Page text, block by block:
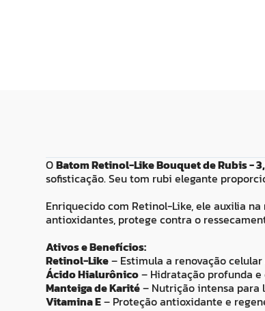
OBatom Retinol-Like Bouquet de Rubis -
sofisticação. Seu tom rubi elegante
Enriquecido com Retinol-Like, ele auxilia
antioxidantes, protege contra o
Ativos e Benefícios:
Retinol-Like– Estimula a renovação
Ácido Hialurônico– Hidratação profunda
Manteiga de Karité– Nutrição intensa para
Vitamina E– Proteção antioxidante e